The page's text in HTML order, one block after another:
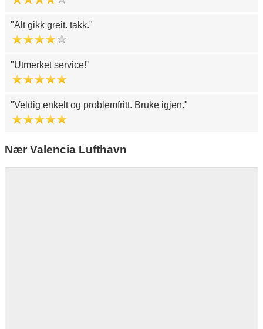
Alt gikk greit. takk.
Utmerket service!
Veldig enkelt og problemfritt. Bruke igjen.
Nær Valencia Lufthavn